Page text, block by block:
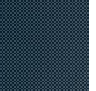
a
v
i
g
a